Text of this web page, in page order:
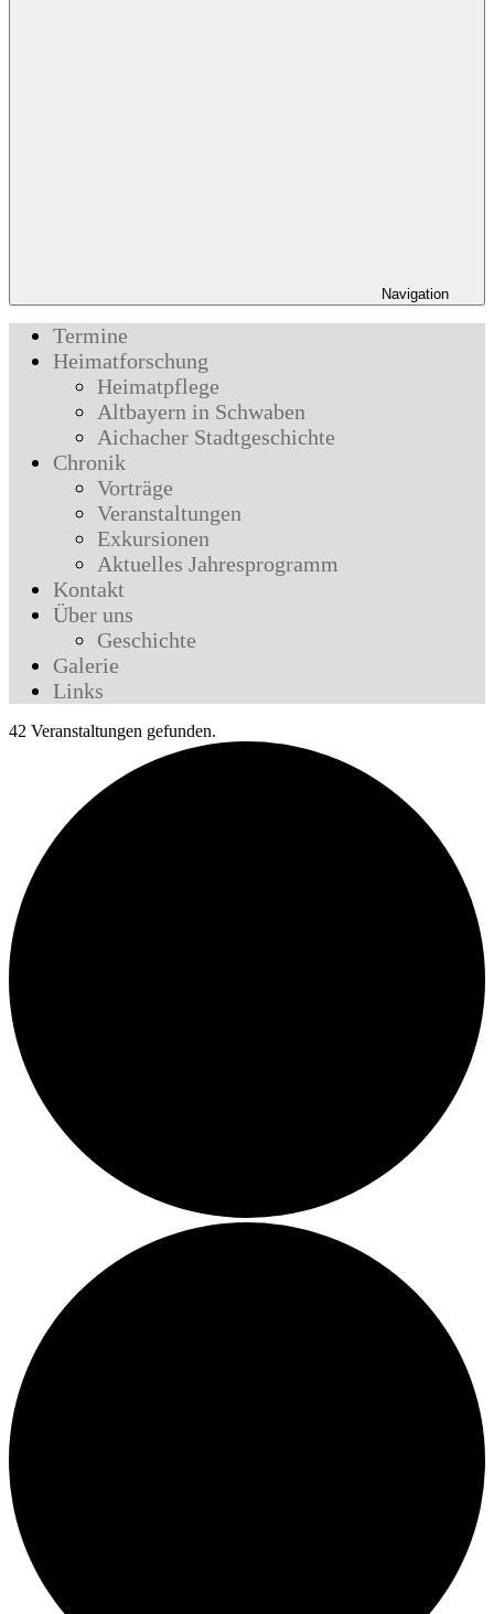
Navigation
Termine
Heimatforschung
Heimatpflege
Altbayern in Schwaben
Aichacher Stadtgeschichte
Chronik
Vorträge
Veranstaltungen
Exkursionen
Aktuelles Jahresprogramm
Kontakt
Über uns
Geschichte
Galerie
Links
42 Veranstaltungen gefunden.